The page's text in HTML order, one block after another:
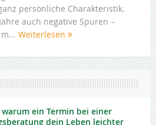
persönliche Charakteristik.
auch negative Spuren –
Weiterlesen
ein Termin bei einer
dein Leben leichter